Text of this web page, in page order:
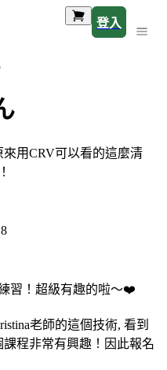
登入
用CRV可以看的這麼清
習！超級有趣的啦～❤️
老師的這個技術, 看到
程非常有興趣！因此報名